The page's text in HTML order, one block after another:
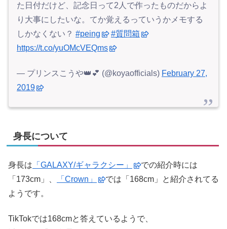
た日付だけど、記念日って2人で作ったものだからよ
り大事にしたいな。てか覚えるっていうかメモする
しかなくない？ #peing
#質問箱
https://t.co/yuOMcVEQms
— プリンスこうや👑💕 (@koyaofficials) February 27,
2019
身長について
身長は 「GALAXY/ギャラクシー」
での紹介時には
「173cm」、
「Crown」
では「168cm」と紹介されてる
ようです。
TikTokでは168cmと答えているようで、